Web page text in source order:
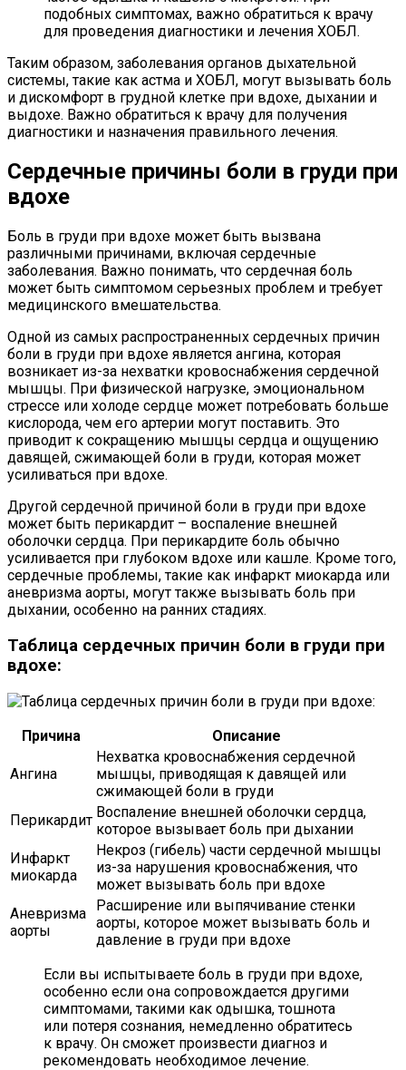
подобных симптомах, важно обратиться к врачу
для проведения диагностики и лечения ХОБЛ.
Таким образом, заболевания органов дыхательной
системы, такие как астма и ХОБЛ, могут вызывать боль
и дискомфорт в грудной клетке при вдохе, дыхании и
выдохе. Важно обратиться к врачу для получения
диагностики и назначения правильного лечения.
Сердечные причины боли в груди при
вдохе
Боль в груди при вдохе может быть вызвана
различными причинами, включая сердечные
заболевания. Важно понимать, что сердечная боль
может быть симптомом серьезных проблем и требует
медицинского вмешательства.
Одной из самых распространенных сердечных причин
боли в груди при вдохе является ангина, которая
возникает из-за нехватки кровоснабжения сердечной
мышцы. При физической нагрузке, эмоциональном
стрессе или холоде сердце может потребовать больше
кислорода, чем его артерии могут поставить. Это
приводит к сокращению мышцы сердца и ощущению
давящей, сжимающей боли в груди, которая может
усиливаться при вдохе.
Другой сердечной причиной боли в груди при вдохе
может быть перикардит – воспаление внешней
оболочки сердца. При перикардите боль обычно
усиливается при глубоком вдохе или кашле. Кроме того,
сердечные проблемы, такие как инфаркт миокарда или
аневризма аорты, могут также вызывать боль при
дыхании, особенно на ранних стадиях.
Таблица сердечных причин боли в груди при
вдохе:
Причина Описание
Ангина
Нехватка кровоснабжения сердечной
мышцы, приводящая к давящей или
сжимающей боли в груди
Перикардит Воспаление внешней оболочки сердца,
которое вызывает боль при дыхании
Инфаркт
миокарда
Некроз (гибель) части сердечной мышцы
из-за нарушения кровоснабжения, что
может вызывать боль при вдохе
Аневризма
аорты
Расширение или выпячивание стенки
аорты, которое может вызывать боль и
давление в груди при вдохе
Если вы испытываете боль в груди при вдохе,
особенно если она сопровождается другими
симптомами, такими как одышка, тошнота
или потеря сознания, немедленно обратитесь
к врачу. Он сможет произвести диагноз и
рекомендовать необходимое лечение.